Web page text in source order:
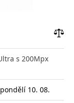
s 200Mpx
10. 08.